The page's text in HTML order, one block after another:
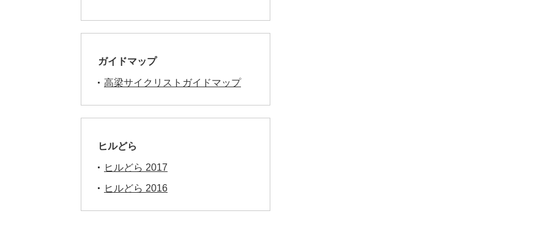
ガイドマップ
高梁サイクリストガイドマップ
ヒルどら
ヒルどら 2017
ヒルどら 2016